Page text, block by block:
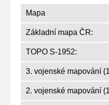
Mapa
Základní mapa ČR:
TOPO S-1952:
3. vojenské mapování
2. vojenské mapování